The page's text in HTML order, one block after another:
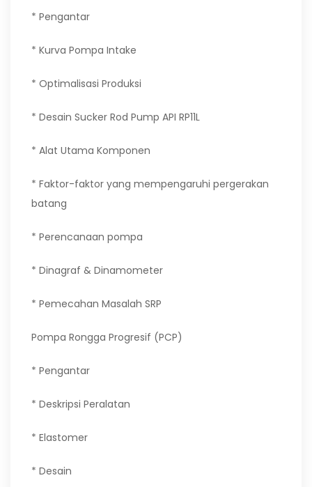
* Pengantar
* Kurva Pompa Intake
* Optimalisasi Produksi
* Desain Sucker Rod Pump API RP11L
* Alat Utama Komponen
* Faktor-faktor yang mempengaruhi pergerakan
batang
* Perencanaan pompa
* Dinagraf & Dinamometer
* Pemecahan Masalah SRP
Pompa Rongga Progresif (PCP)
* Pengantar
* Deskripsi Peralatan
* Elastomer
* Desain